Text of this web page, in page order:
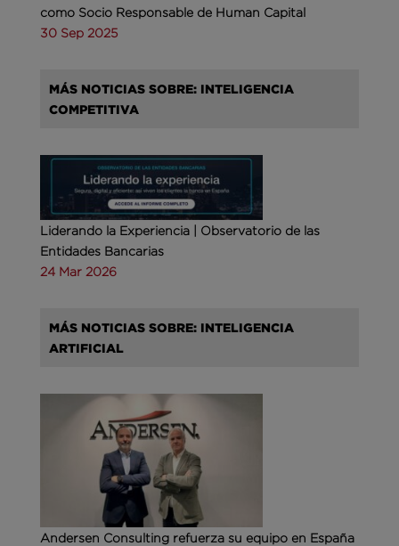
como Socio Responsable de Human Capital
30 Sep 2025
MÁS NOTICIAS SOBRE: INTELIGENCIA
COMPETITIVA
Liderando la Experiencia | Observatorio de las
Entidades Bancarias
24 Mar 2026
MÁS NOTICIAS SOBRE: INTELIGENCIA
ARTIFICIAL
Andersen Consulting refuerza su equipo en España